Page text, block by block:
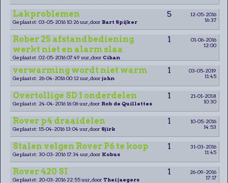
Lakproblemen 5
12-05-2016
16:37
Geplaatst: 03-05-2016 10:26 uur, door Bart Spijker
Rober 25 afstandbediening
werkt niet en alarm slaa
1
01-06-2016
12:00
Geplaatst: 02-05-2016 07:49 uur, door Cihan
verwarming wordt niet warm 1
03-05-2019
11:45
Geplaatst: 26-04-2016 00:12 uur, door john
Overtollige SD 1 onderdelen 1
21-01-2018
10:30
Geplaatst: 24-04-2016 16:06 uur, door Rob de Quillettes
Rover p4 draaidelen 1
10-05-2016
14:53
Geplaatst: 15-04-2016 13:04 uur, door Sjirk
Stalen velgen Rover P6 te koop 1
31-03-2016
11:45
Geplaatst: 30-03-2016 17:34 uur, door Kobus
Rover 420 SI 1
26-09-2016
17:17
Geplaatst: 20-03-2016 22:55 uur, door Thei jaegers